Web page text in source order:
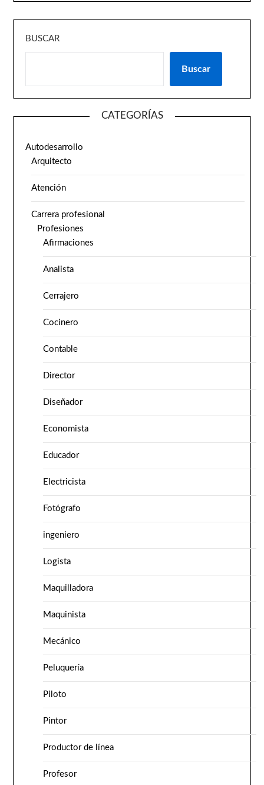
BUSCAR
Buscar
CATEGORÍAS
Autodesarrollo
Arquitecto
Atención
Carrera profesional
Profesiones
Afirmaciones
Analista
Cerrajero
Cocinero
Contable
Director
Diseñador
Economista
Educador
Electricista
Fotógrafo
ingeniero
Logista
Maquilladora
Maquinista
Mecánico
Peluquería
Piloto
Pintor
Productor de línea
Profesor